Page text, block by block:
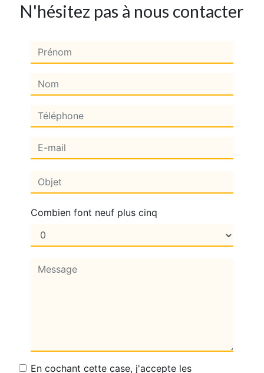
N'hésitez pas à nous contacter
Combien font neuf plus cinq
En cochant cette case, j'accepte les